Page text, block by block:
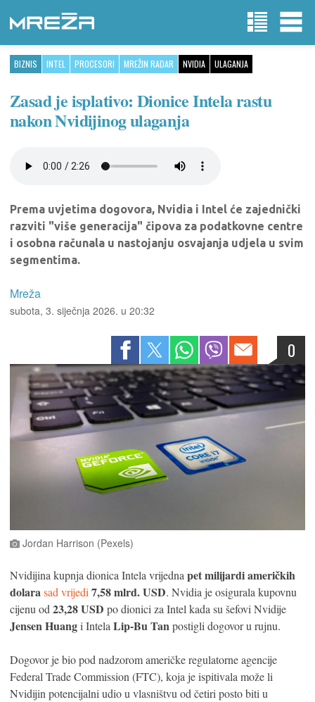
BIZNIS INTEL PROCESORI MREŽIN RADAR NVIDIA ULAGANJA
Zasad je isplativo: Dionice Intela rastu
nakon Nvidijinog ulaganja
Prema uvjetima dogovora, Nvidia i Intel će zajednički
razviti "više generacija" čipova za podatkovne centre
i osobna računala u nastojanju osvajanja udjela u svim
segmentima.
Mreža
subota, 3. siječnja 2026. u 20:32
0
Jordan Harrison (Pexels)
Nvidijina kupnja dionica Intela vrijednapet milijardi američkih
dolarasad vrijedi7,58 mlrd. USD. Nvidia je osigurala kupovnu
cijenu od23,28 USD po dionici za Intel kada su šefovi Nvidije
Jensen Huangi IntelaLip-Bu Tanpostigli dogovor u rujnu.
Dogovor je bio pod nadzorom američke regulatorne agencije
Federal Trade Commission (FTC), koja je ispitivala može li
Nvidijin potencijalni udio u vlasništvu od četiri posto biti u